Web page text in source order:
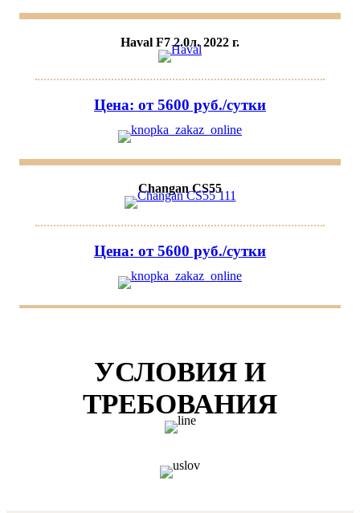
Haval F7 2.0л. 2022 г.
Цена: от 5600 руб./сутки
Changan CS55
Цена: от 5600 руб./сутки
УСЛОВИЯ И
ТРЕБОВАНИЯ